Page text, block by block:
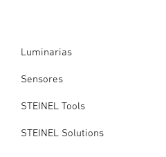
Luminarias
Sensores
STEINEL Tools
STEINEL Solutions